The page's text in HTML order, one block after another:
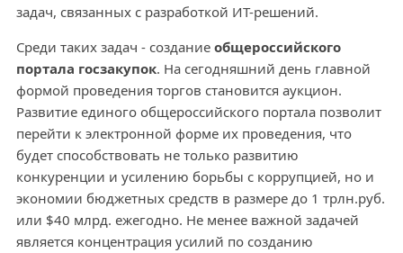
задач, связанных с разработкой ИТ-решений.
Среди таких задач - создание общероссийского
портала госзакупок. На сегодняшний день главной
формой проведения торгов становится аукцион.
Развитие единого общероссийского портала позволит
перейти к электронной форме их проведения, что
будет способствовать не только развитию
конкуренции и усилению борьбы с коррупцией, но и
экономии бюджетных средств в размере до 1 трлн.руб.
или $40 млрд. ежегодно. Не менее важной задачей
является концентрация усилий по созданию